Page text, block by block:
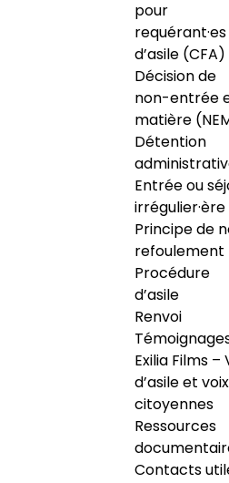
pour
requérant·es
d’asile (CFA)
Décision de
non-entrée
matière
Détention
Entrée ou
irrégulier·ère
Principe de
refoulement
Procédure
d’asile
Renvoi
Exilia Films –
d’asile et voix
citoyennes
Ressources
Contacts